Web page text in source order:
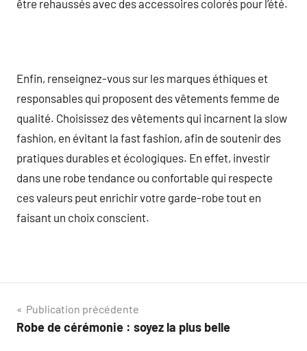
être rehaussés avec des accessoires colorés pour l’été.
Enfin, renseignez-vous sur les marques éthiques et
responsables qui proposent des vêtements femme de
qualité. Choisissez des vêtements qui incarnent la slow
fashion, en évitant la fast fashion, afin de soutenir des
pratiques durables et écologiques. En effet, investir
dans une robe tendance ou confortable qui respecte
ces valeurs peut enrichir votre garde-robe tout en
faisant un choix conscient.
Navigation
de
Publication précédente
Robe de cérémonie : soyez la plus belle